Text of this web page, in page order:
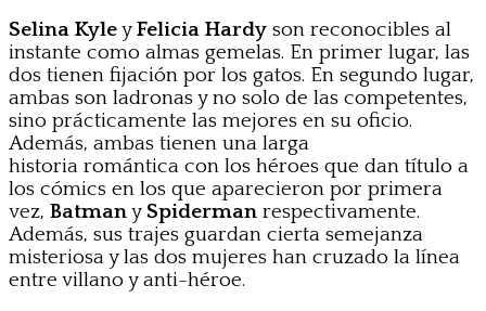
Selina KyleyFelicia Hardy son reconocibles al
instante como almas gemelas. En primer lugar, las
dos tienen fijación por los gatos. En segundo lugar,
ambas son ladronas y no solo de las competentes,
sino prácticamente las mejores en su oficio.
Además, ambas tienen una larga
historia romántica con los héroes que dan título a
los cómics en los que aparecieron por primera
vez, BatmanySpiderman respectivamente.
Además, sus trajes guardan cierta semejanza
misteriosa y las dos mujeres han cruzado la línea
entre villano y anti-héroe.